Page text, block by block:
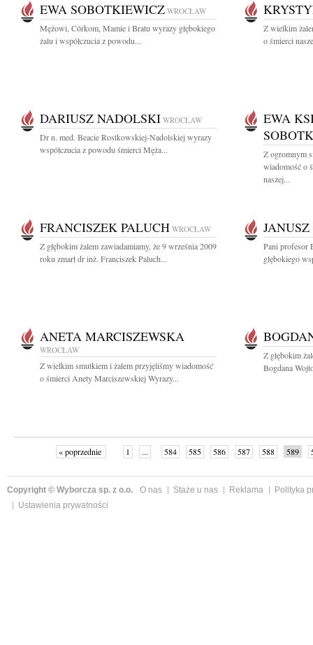
EWA SOBOTKIEWICZ WROCŁAW
Mężowi, Córkom, Mamie i Bratu wyrazy głębokiego
żalu i współczucia z powodu...
Z wielkim
o śmierci
DARIUSZ NADOLSKI WROCŁAW
Dr n. med. Beacie Rostkowskiej-Nadolskiej wyrazy
współczucia z powodu śmierci Męża...
EWA
Z ogromnym
wiadomość o
naszej...
FRANCISZEK PALUCH WROCŁAW
Z głębokim żalem zawiadamiamy, że 9 września 2009
roku zmarł dr inż. Franciszek Paluch...
Pani profesor
głębokiego
ANETA MARCISZEWSKA
WROCŁAW
Z wielkim smutkiem i żalem przyjęliśmy wiadomość
o śmierci Anety Marciszewskiej Wyrazy...
Z głębokim
Bogdana
« poprzednie 1 ... 584 585 586 587 588 589
Copyright © Wyborcza sp. z o.o. O nas Staże u nas Reklama
Polityka
Ustawienia prywatności